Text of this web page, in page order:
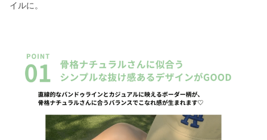
イルに。